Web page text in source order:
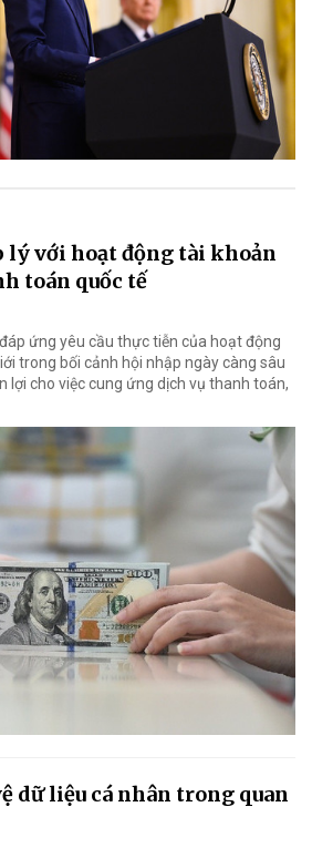
lý với hoạt động tài khoản
toán quốc tế
ứng yêu cầu thực tiễn của hoạt động
trong bối cảnh hội nhập ngày càng sâu
lợi cho việc cung ứng dịch vụ thanh toán,
dữ liệu cá nhân trong quan